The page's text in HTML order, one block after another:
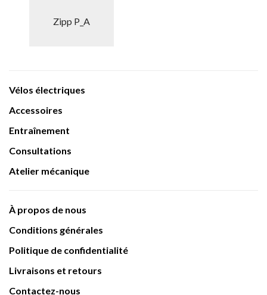
Zipp P_A
Vélos électriques
Accessoires
Entraînement
Consultations
Atelier mécanique
À propos de nous
Conditions générales
Politique de confidentialité
Livraisons et retours
Contactez-nous